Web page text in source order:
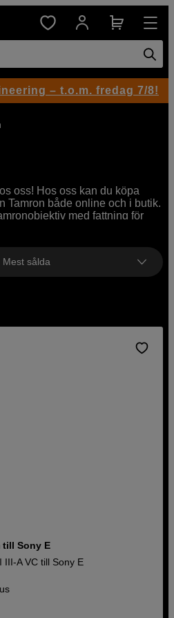
oss! Hos oss kan du köpa
Tamron både online och i butik.
med fattning för
Mest sålda
till Sony E
III-A VC till Sony E
– t.o.m. fredag 7/8!